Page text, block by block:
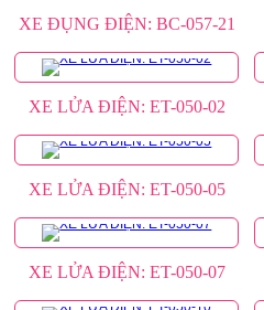
XE ĐỤNG ĐIỆN: BC-057-21
XE LỬA ĐIỆN: ET-050-02
XE LỬA ĐIỆN: ET-050-05
XE LỬA ĐIỆN: ET-050-07